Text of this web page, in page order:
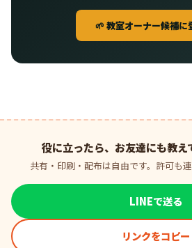
🌱 教室オーナー候補
役に立ったら、お友達にも教え
共有・印刷・配布は自由です。許可も
LINEで送る
リンクをコピー